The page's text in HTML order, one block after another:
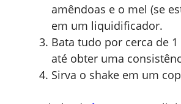
amêndoas e o mel (se
em um liquidificador.
Bata tudo por cerca de
até obter uma
Sirva o shake em um